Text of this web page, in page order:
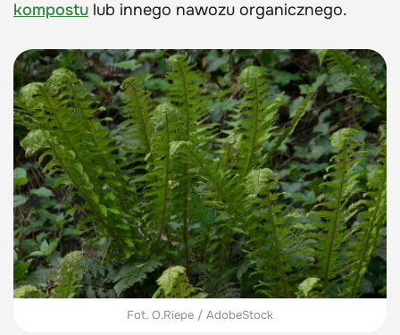
kompostu lub innego nawozu organicznego.
Fot. O.Riepe / AdobeStock